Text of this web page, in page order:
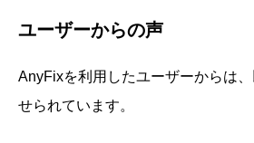
ユーザーからの声
AnyFixを利用したユーザーからは
せられています。